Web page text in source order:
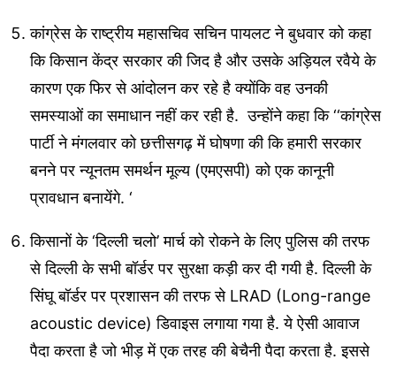
कांग्रेस के राष्ट्रीय महासचिव सचिन पायलट ने बुधवार को कहा
कि किसान केंद्र सरकार की जिद है और उसके अड़ियल रवैये के
कारण एक फिर से आंदोलन कर रहे है क्योंकि वह उनकी
समस्याओं का समाधान नहीं कर रही है. उन्होंने कहा कि ‘‘कांग्रेस
पार्टी ने मंगलवार को छत्तीसगढ़ में घोषणा की कि हमारी सरकार
बनने पर न्यूनतम समर्थन मूल्य (एमएसपी) को एक कानूनी
प्रावधान बनायेंगे. ‘
किसानों के ‘दिल्ली चलो’ मार्च को रोकने के लिए पुलिस की तरफ
से दिल्ली के सभी बॉर्डर पर सुरक्षा कड़ी कर दी गयी है. दिल्ली के
सिंघू बॉर्डर पर प्रशासन की तरफ से LRAD (Long-range
acoustic device) डिवाइस लगाया गया है. ये ऐसी आवाज
पैदा करता है जो भीड़ में एक तरह की बेचैनी पैदा करता है. इससे